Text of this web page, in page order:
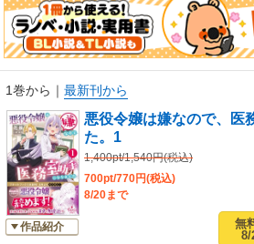
溢れ出す……。二人の距離が縮まるなか、拘
に異変が??
1巻から ｜ 最新刊から
作品紹介
悪役令嬢は嫌なので、医
た。1
1,400pt/1,540円(税込)
700pt/770円(税込)
8/20まで
無
8/